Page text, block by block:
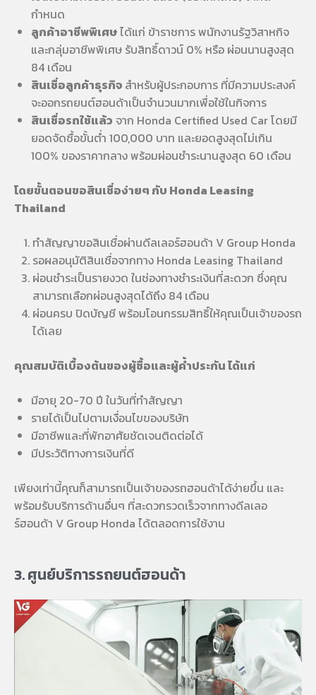
กำหนด
ลูกค้าอาชีพพิเศษได้แก่ ข้าราชการ พนักงานรัฐวิสาหกิจ
และกลุ่มอาชีพพิเศษ รับสิทธิ์ดาวน์ 0% หรือ ผ่อนนานสูงสุด
84 เดือน
สินเชื่อลูกค้าธุรกิจ สำหรับผู้ประกอบการ ที่มีความประสงค์
จะออกรถยนต์ฮอนด้าเป็นจำนวนมากเพื่อใช้ในกิจการ
สินเชื่อรถใช้แล้ว จาก Honda Certified Used Car โดยมี
ยอดจัดซื้อขั้นต่ำ 100,000 บาท และยอดสูงสุดไม่เกิน
100% ของราคากลาง พร้อมผ่อนชำระนานสูงสุด 60 เดือน
โดยขั้นตอนขอสินเชื่อง่ายๆ กับ Honda Leasing
Thailand
ทำสัญญาขอสินเชื่อผ่านดีลเลอร์ฮอนด้า V Group Honda
รอผลอนุมัติสินเชื่อจากทาง Honda Leasing Thailand
ผ่อนชำระเป็นรายงวด ในช่องทางชำระเงินที่สะดวก ซึ่งคุณ
สามารถเลือกผ่อนสูงสุดได้ถึง 84 เดือน
ผ่อนครบ ปิดบัญชี พร้อมโอนกรรมสิทธิ์ให้คุณเป็นเจ้าของรถ
ได้เลย
คุณสมบัติเบื้องต้นของผู้ซื้อและผู้ค้ำประกัน ได้แก่
มีอายุ 20-70 ปี ในวันที่ทำสัญญา
รายได้เป็นไปตามเงื่อนไขของบริษัท
มีอาชีพและที่พักอาศัยชัดเจนติดต่อได้
มีประวัติทางการเงินที่ดี
เพียงเท่านี้คุณก็สามารถเป็นเจ้าของรถฮอนด้าได้ง่ายขึ้น และ
พร้อมรับบริการด้านอื่นๆ ที่สะดวกรวดเร็วจากทางดีลเลอ
ร์ฮอนด้า V Group Honda ได้ตลอดการใช้งาน
3. ศูนย์บริการรถยนต์ฮอนด้า